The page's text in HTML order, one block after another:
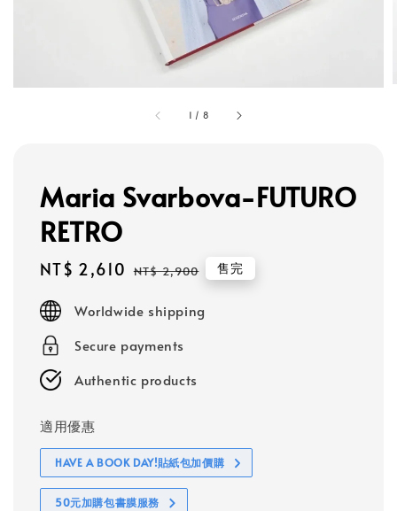
1 / 8
Maria Svarbova-FUTURO
RETRO
Sale
NT$ 2,610 Regular
NT$ 2,900 售完
Worldwide shipping
Secure payments
Authentic products
適用優惠
HAVE A BOOK DAY!貼紙包加價購
50元加購包書膜服務